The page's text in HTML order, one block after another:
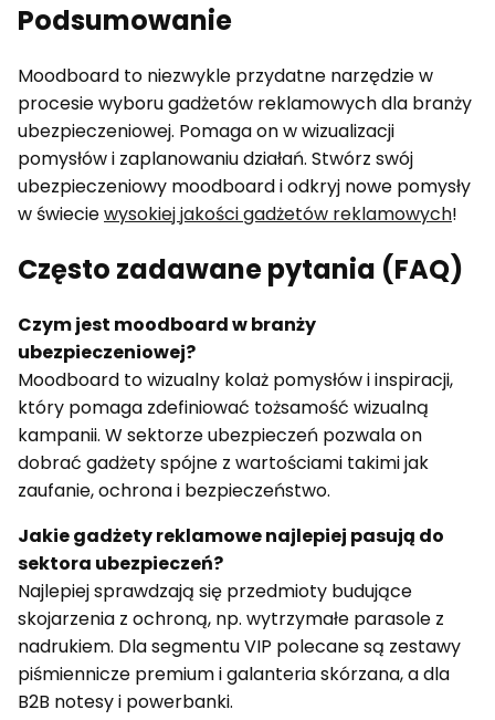
Podsumowanie
Moodboard to niezwykle przydatne narzędzie w
procesie wyboru gadżetów reklamowych dla branży
ubezpieczeniowej. Pomaga on w wizualizacji
pomysłów i zaplanowaniu działań. Stwórz swój
ubezpieczeniowy moodboard i odkryj nowe pomysły
w świeciewysokiej jakości gadżetów reklamowych!
Często zadawane pytania (FAQ)
Czym jest moodboard w branży
ubezpieczeniowej?
Moodboard to wizualny kolaż pomysłów i inspiracji,
który pomaga zdefiniować tożsamość wizualną
kampanii. W sektorze ubezpieczeń pozwala on
dobrać gadżety spójne z wartościami takimi jak
zaufanie, ochrona i bezpieczeństwo.
Jakie gadżety reklamowe najlepiej pasują do
sektora ubezpieczeń?
Najlepiej sprawdzają się przedmioty budujące
skojarzenia z ochroną, np. wytrzymałe parasole z
nadrukiem. Dla segmentu VIP polecane są zestawy
piśmiennicze premium i galanteria skórzana, a dla
B2B notesy i powerbanki.